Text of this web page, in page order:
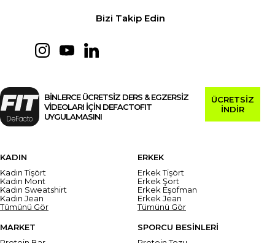
Bizi Takip Edin
BİNLERCE ÜCRETSİZ DERS & EGZERSİZ
VİDEOLARI İÇİN DEFACTOFIT
UYGULAMASINI
ÜCRETSİZ
İNDİR
KADIN
Kadın Tişört
Kadın Mont
Kadın Sweatshirt
Kadın Jean
Tümünü Gör
ERKEK
Erkek Tişört
Erkek Şort
Erkek Eşofman
Erkek Jean
Tümünü Gör
MARKET
SPORCU BESİNLERİ